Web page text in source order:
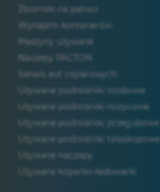
Zbiorniki na paliwo
Wynajem kontenerów
Maszyny używane
Naczepy PACTON
Serwis aut ciężarowych
Używane podnośniki osobowe
Używane podnośniki nożycowe
Używane podnośniki przegubowe
Używane podnośniki teleskopowe
Używane naczepy
Używane koparko-ładowarki